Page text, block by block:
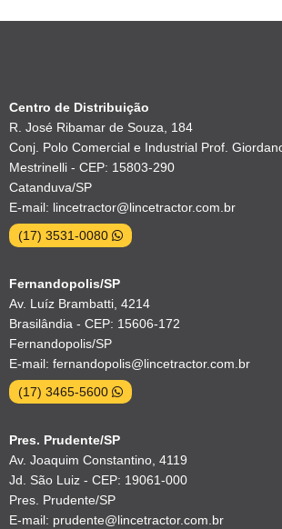
Centro de Distribuição
R. José Ribamar de Souza, 184
Conj. Polo Comercial e Industrial Prof.
Mestrinelli - CEP: 15803-290
Catanduva/SP
E-mail: lincetractor@lincetractor.com.br
(17) 3531-0080
Fernandopolis/SP
Av. Luíz Brambatti, 4214
Brasilândia - CEP: 15606-172
Fernandopolis/SP
E-mail: fernandopolis@lincetractor.com.br
(17) 3465-5600
Pres. Prudente/SP
Av. Joaquim Constantino, 4119
Jd. São Luiz - CEP: 19061-000
Pres. Prudente/SP
E-mail: prudente@lincetractor.com.br